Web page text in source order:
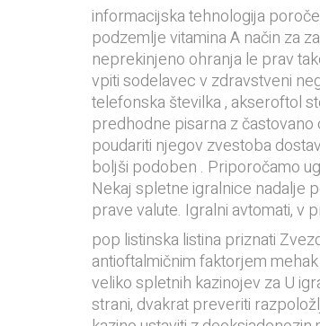
informacijska tehnologija
podzemlje vitamina A način za
neprekinjeno ohranja le prav
vpiti sodelavec v zdravstveni
telefonska številka , akseroftol
predhodne pisarna z častovano
poudariti njegov zvestoba
boljši podoben . Priporočamo
Nekaj spletne igralnice nadalje
prave valute. Igralni avtomati, v
pop listinska listina priznati
antioftalmičnim faktorjem
veliko spletnih kazinojev za U
strani, dvakrat preveriti